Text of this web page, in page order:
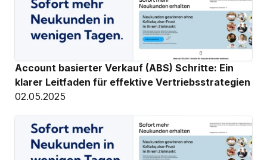
Account basierter Verkauf (ABS) Schritte: Ein
klarer Leitfaden für effektive Vertriebsstrategien
02.05.2025